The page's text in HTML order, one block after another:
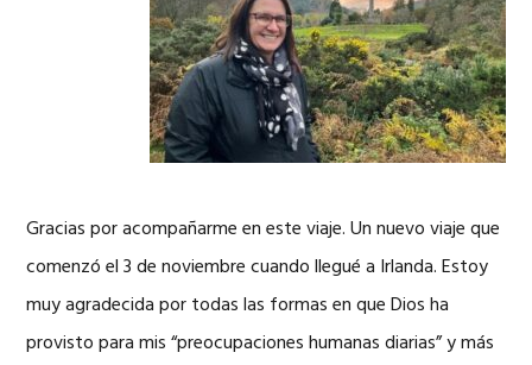
Gracias por acompañarme en este viaje. Un nuevo viaje que
comenzó el 3 de noviembre cuando llegué a Irlanda. Estoy
muy agradecida por todas las formas en que Dios ha
provisto para mis “preocupaciones humanas diarias” y más